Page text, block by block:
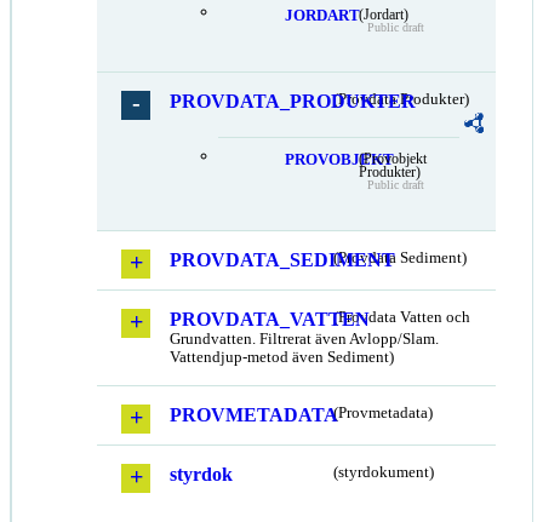
JORDART(Jordart)
Public draft
PROVDATA_PRODUKTER
(Provdata Produkter)
PROVOBJEKT(Provobjekt
Produkter)
Public draft
PROVDATA_SEDIMENT(Provdata Sediment)
PROVDATA_VATTEN(Provdata Vatten och
Grundvatten. Filtrerat även Avlopp/Slam.
Vattendjup-metod även Sediment)
PROVMETADATA(Provmetadata)
styrdok (styrdokument)